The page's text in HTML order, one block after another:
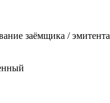
заёмщика / эмитента